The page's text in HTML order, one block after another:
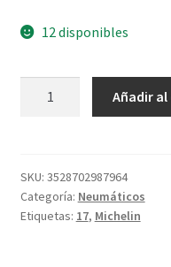
12 disponibles
120/70
R
17
Añadir
SKU: 3528702987964
Categoría: Neumáticos
Etiquetas: 17, Michelin